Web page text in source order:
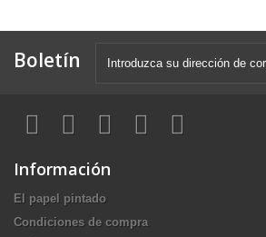
Boletín
Información
El papel pintado
Condiciones de compra